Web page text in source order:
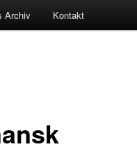
Archiv Kontakt